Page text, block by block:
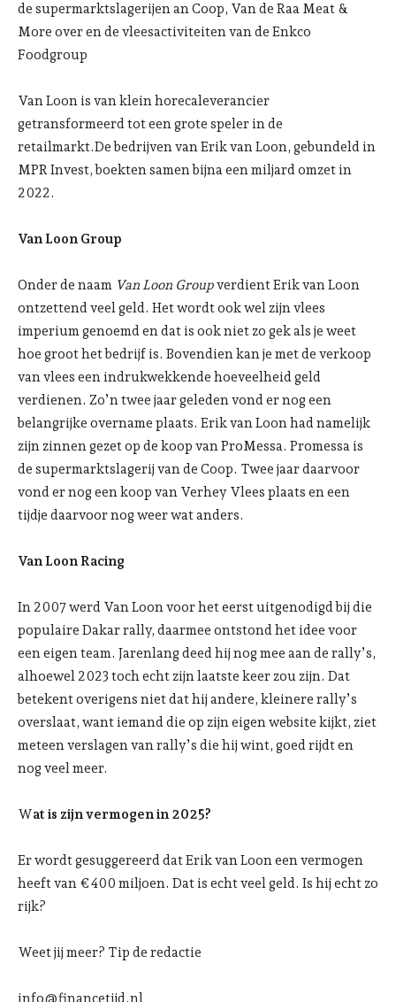
de supermarktslagerijen an Coop, Van de Raa Meat &
More over en de vleesactiviteiten van de Enkco
Foodgroup
Van Loon is van klein horecaleverancier
getransformeerd tot een grote speler in de
retailmarkt.De bedrijven van Erik van Loon, gebundeld in
MPR Invest, boekten samen bijna een miljard omzet in
2022.
Van Loon Group
Onder de naam Van Loon Groupverdient Erik van Loon
ontzettend veel geld. Het wordt ook wel zijn vlees
imperium genoemd en dat is ook niet zo gek als je weet
hoe groot het bedrijf is. Bovendien kan je met de verkoop
van vlees een indrukwekkende hoeveelheid geld
verdienen. Zo’n twee jaar geleden vond er nog een
belangrijke overname plaats. Erik van Loon had namelijk
zijn zinnen gezet op de koop van ProMessa. Promessa is
de supermarktslagerij van de Coop. Twee jaar daarvoor
vond er nog een koop van Verhey Vlees plaats en een
tijdje daarvoor nog weer wat anders.
Van Loon Racing
In 2007 werd Van Loon voor het eerst uitgenodigd bij die
populaire Dakar rally, daarmee ontstond het idee voor
een eigen team. Jarenlang deed hij nog mee aan de rally’s,
alhoewel 2023 toch echt zijn laatste keer zou zijn. Dat
betekent overigens niet dat hij andere, kleinere rally’s
overslaat, want iemand die op zijn eigen website kijkt, ziet
meteen verslagen van rally’s die hij wint, goed rijdt en
nog veel meer.
Wat is zijn vermogen in 2025?
Er wordt gesuggereerd dat Erik van Loon een vermogen
heeft van €400 miljoen. Dat is echt veel geld. Is hij echt zo
rijk?
Weet jij meer? Tip de redactie